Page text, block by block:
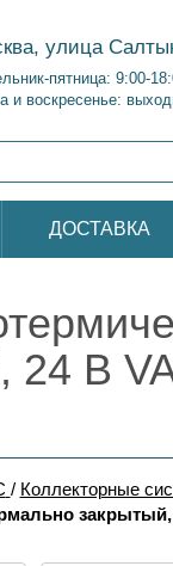
улица
пятница: 9:00-
и воскресенье:
ДОСТАВКА
24 В
/ Коллекторные
закрытый,